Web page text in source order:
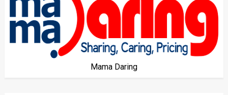
Mama Daring